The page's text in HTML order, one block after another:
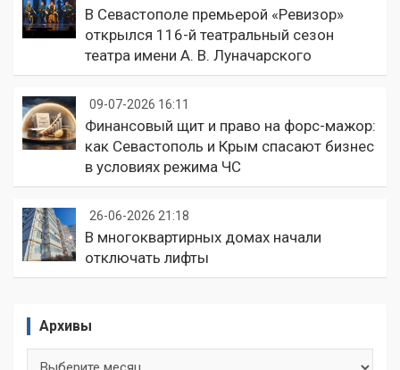
В Севастополе премьерой «Ревизор»
открылся 116-й театральный сезон
театра имени А. В. Луначарского
09-07-2026 16:11
Финансовый щит и право на форс-мажор:
как Севастополь и Крым спасают бизнес
в условиях режима ЧС
26-06-2026 21:18
В многоквартирных домах начали
отключать лифты
Архивы